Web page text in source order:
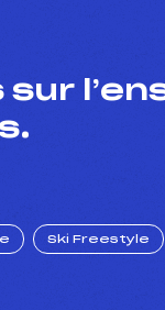
Ski Freestyle